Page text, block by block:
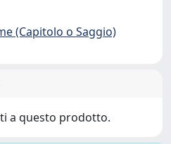
(Capitolo o Saggio)
a questo prodotto.